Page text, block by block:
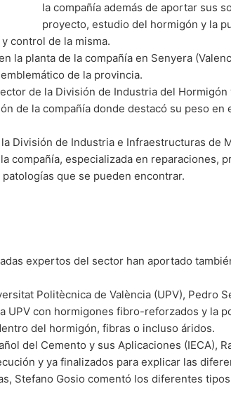
la compañía además de aportar sus
proyecto, estudio del hormigón y la
control de la misma.
la planta de la compañía en Senyera
de la provincia.
de la División de Industria del Hormigón
de la compañía donde destacó su peso
División de Industria e Infraestructuras de
compañía, especializada en reparaciones,
que se pueden encontrar.
expertos del sector han aportado
Politècnica de València (UPV), Pedro
UPV con hormigones fibro-reforzados y la
del hormigón, fibras o incluso áridos.
del Cemento y sus Aplicaciones (IECA),
y ya finalizados para explicar las
Stefano Gosio comentó los diferentes